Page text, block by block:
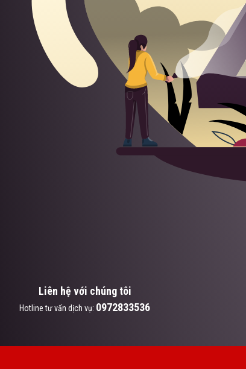
Liên hệ với chúng tôi
Hotline tư vấn dịch vụ: 0972833536